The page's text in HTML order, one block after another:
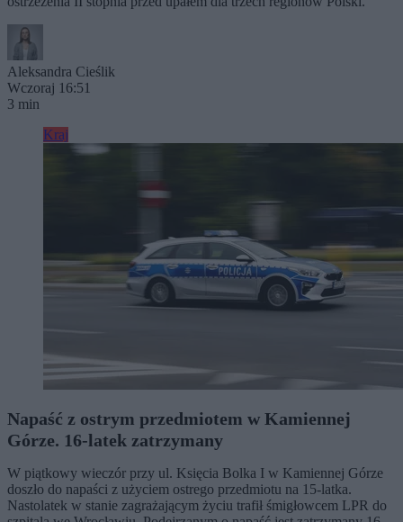
Aleksandra Cieślik
Wczoraj 16:51
3 min
Kraj
Napaść z ostrym przedmiotem w Kamiennej
Górze. 16-latek zatrzymany
W piątkowy wieczór przy ul. Księcia Bolka I w Kamiennej Górze
doszło do napaści z użyciem ostrego przedmiotu na 15-latka.
Nastolatek w stanie zagrażającym życiu trafił śmigłowcem LPR do